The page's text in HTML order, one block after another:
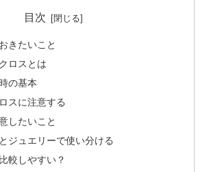
目次
きたいこと
ロスとは
の基本
スに注意する
したいこと
ジュエリーで使い分ける
較しやすい？